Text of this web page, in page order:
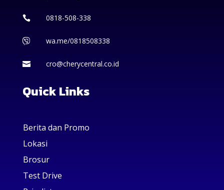
 0818-508-338
 wa.me/0818508338
 cro@cherycentral.co.id
Quick Links
Berita dan Promo
Lokasi
Brosur
Test Drive